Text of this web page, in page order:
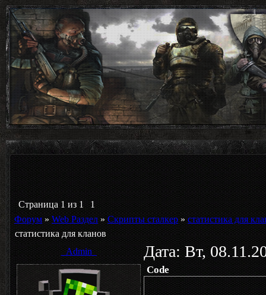
Страница 1 из 1
1
Форум » Web Раздел » Скрипты сталкер » статистика для
статистика для кланов
_Admin_
Дата: Вт,
Code